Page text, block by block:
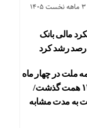
بررسی صورت‌های مالی 3 ماهه نخست 1405
مالی بانک
ملت در چهار ماه
نخست امسال از ۱۴.۵ همت گذشت/
به مدت مشابه